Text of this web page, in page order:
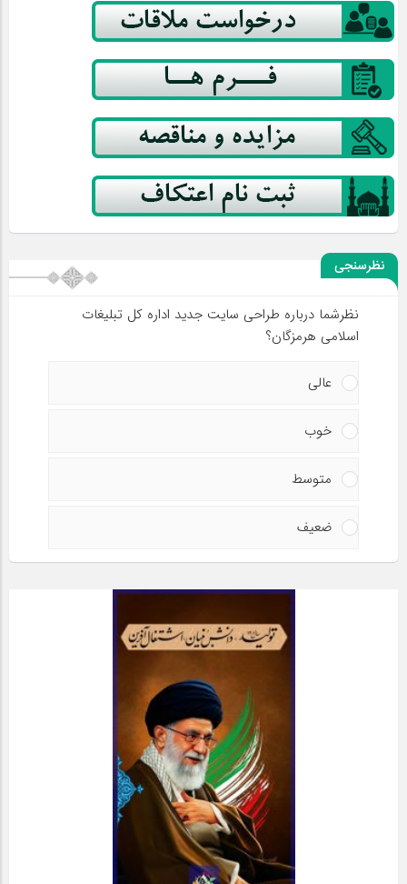
نظرسنجی
نظرشما درباره طراحی سایت جدید اداره کل تبلیغات
اسلامی هرمزگان؟
عالی
خوب
متوسط
ضعیف